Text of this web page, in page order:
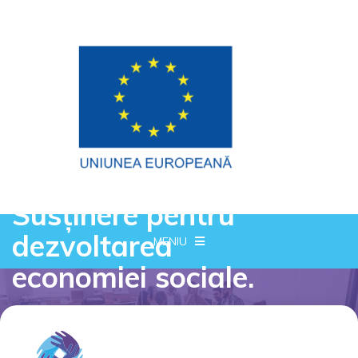
MENIU
Susținere pentru
dezvoltarea
economiei sociale.
Programul Operational Capital Uman 2014-2020